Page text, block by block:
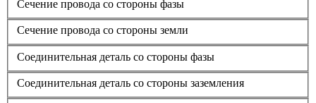
Сечение провода со стороны фазы
Сечение провода со стороны земли
Соединительная деталь со стороны фазы
Соединительная деталь со стороны заземления